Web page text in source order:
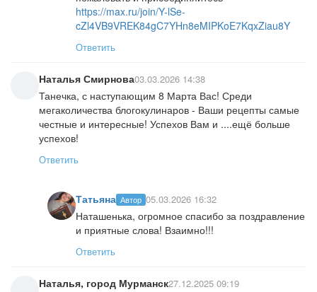
https://max.ru/join/Y-lSe-
cZl4VB9VREK84gC7YHn8eMIPKoE7KqxZiau8Y
Ответить
Наталья Смирнова03.03.2026 14:38
Танечка, с наступающим 8 Марта Вас! Среди
мегаколичества блогокулинаров - Ваши рецепты самые
честные и интересные! Успехов Вам и ....ещё больше
успехов!
Ответить
Татьяна Автор 05.03.2026 16:32
Наташенька, огромное спасибо за поздравление
и приятные слова! Взаимно!!!
Ответить
Наталья, город Мурманск27.12.2025 09:19